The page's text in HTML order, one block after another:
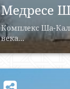
Медресе
Комплекс Ша-
века...